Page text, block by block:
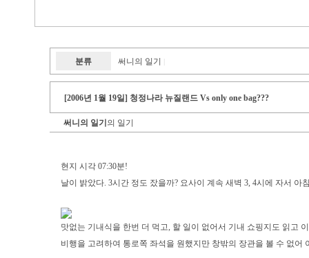
분류 써니의 일기
[2006년 1월 19일] 청정나라 뉴질랜드 Vs only one bag???
써니의 일기 의 일기
현지 시각 07:30분!
날이 밝았다. 3시간 정도 잤을까? 요사이 계속 새벽 3, 4시에 자서
맛없는 기내식을 한번 더 먹고, 할 일이 없어서 기내 쇼핑지도 읽고
비행을 고려하여 통로쪽 좌석을 원했지만 창밖의 장관을 볼 수 없어